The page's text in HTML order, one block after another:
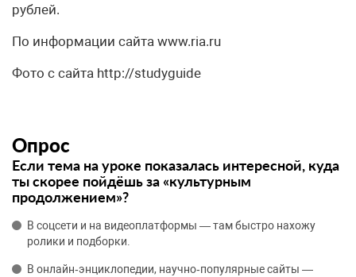
рублей.
По информации сайта www.ria.ru
Фото с сайта http://studyguide
Опрос
Если тема на уроке показалась интересной, куда
ты скорее пойдёшь за «культурным
продолжением»?
В соцсети и на видеоплатформы — там быстро нахожу
ролики и подборки.
В онлайн‑энциклопедии, научно‑популярные сайты —